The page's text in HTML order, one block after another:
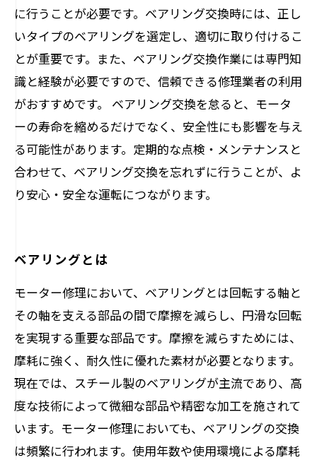
に行うことが必要です。ベアリング交換時には、正し
いタイプのベアリングを選定し、適切に取り付けるこ
とが重要です。また、ベアリング交換作業には専門知
識と経験が必要ですので、信頼できる修理業者の利用
がおすすめです。 ベアリング交換を怠ると、モータ
ーの寿命を縮めるだけでなく、安全性にも影響を与え
る可能性があります。定期的な点検・メンテナンスと
合わせて、ベアリング交換を忘れずに行うことが、よ
り安心・安全な運転につながります。
ベアリングとは
モーター修理において、ベアリングとは回転する軸と
その軸を支える部品の間で摩擦を減らし、円滑な回転
を実現する重要な部品です。摩擦を減らすためには、
摩耗に強く、耐久性に優れた素材が必要となります。
現在では、スチール製のベアリングが主流であり、高
度な技術によって微細な部品や精密な加工を施されて
います。モーター修理においても、ベアリングの交換
は頻繁に行われます。使用年数や使用環境による摩耗